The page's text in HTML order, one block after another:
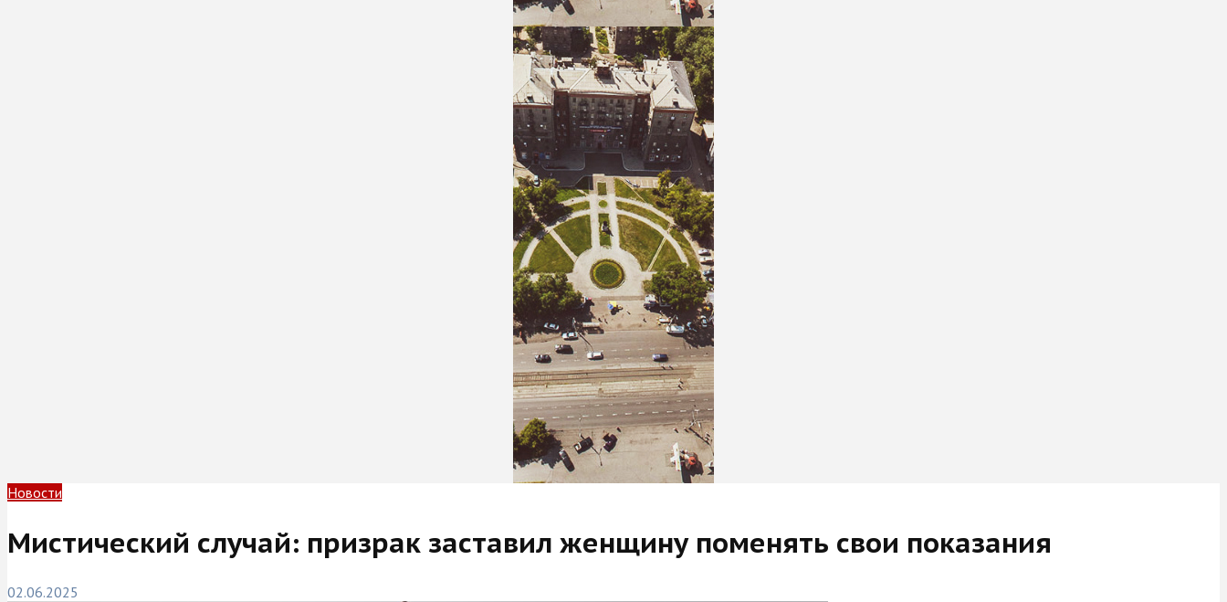
Новости
Мистический случай: призрак заставил женщину поменять свои показания
02.06.2025